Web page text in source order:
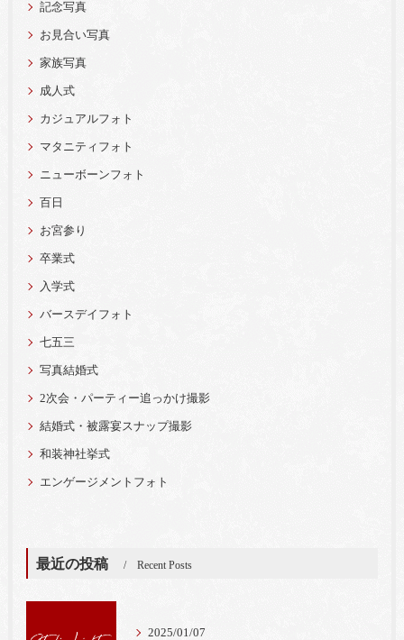
記念写真
お見合い写真
家族写真
成人式
カジュアルフォト
マタニティフォト
ニューボーンフォト
百日
お宮参り
卒業式
入学式
バースデイフォト
七五三
写真結婚式
2次会・パーティー追っかけ撮影
結婚式・被露宴スナップ撮影
和装神社挙式
エンゲージメントフォト
最近の投稿 Recent Posts
2025/01/07